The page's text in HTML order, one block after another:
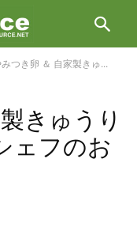
つき卵 ＆ 自家製きゅ...
きゅうり
ェフのお